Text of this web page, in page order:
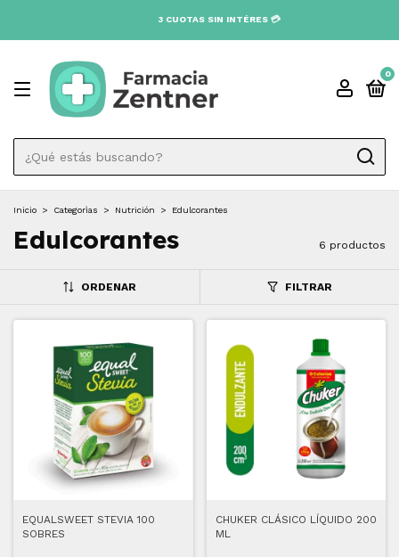
0
Inicio > Categorìas > Nutrición > Edulcorantes
Edulcorantes 6 productos
ORDENAR FILTRAR
EQUALSWEET STEVIA 100
SOBRES
CHUKER CLÁSICO LÍQUIDO 200
ML